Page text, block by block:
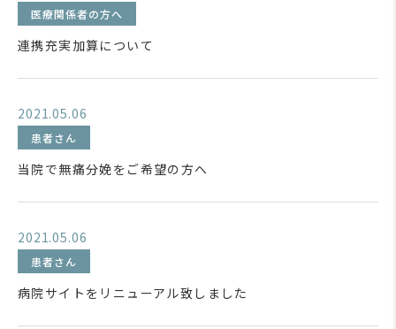
医療関係者の方へ
連携充実加算について
2021.05.06
患者さん
当院で無痛分娩をご希望の方へ
2021.05.06
患者さん
病院サイトをリニューアル致しました